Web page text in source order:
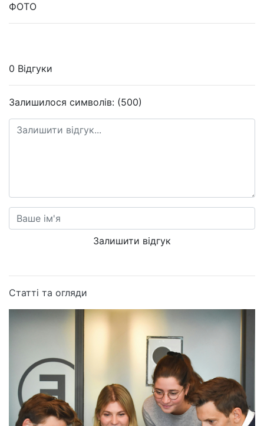
ФОТО
0 Відгуки
Залишилося символів: (500)
Залишити відгук
Статті та огляди